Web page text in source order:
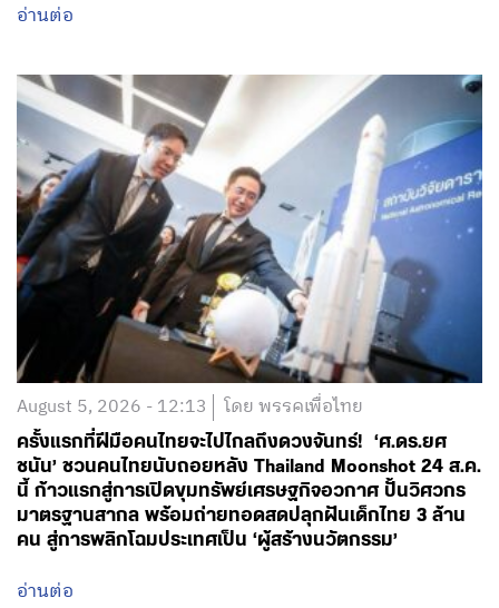
อ่านต่อ
August 5, 2026 - 12:13 โดย พรรคเพื่อไทย
ครั้งแรกที่ฝีมือคนไทยจะไปไกลถึงดวงจันทร์! ‘ศ.ดร.ยศ
ชนัน’ ชวนคนไทยนับถอยหลัง Thailand Moonshot 24 ส.ค.
นี้ ก้าวแรกสู่การเปิดขุมทรัพย์เศรษฐกิจอวกาศ ปั้นวิศวกร
มาตรฐานสากล พร้อมถ่ายทอดสดปลุกฝันเด็กไทย 3 ล้าน
คน สู่การพลิกโฉมประเทศเป็น ‘ผู้สร้างนวัตกรรม’
อ่านต่อ